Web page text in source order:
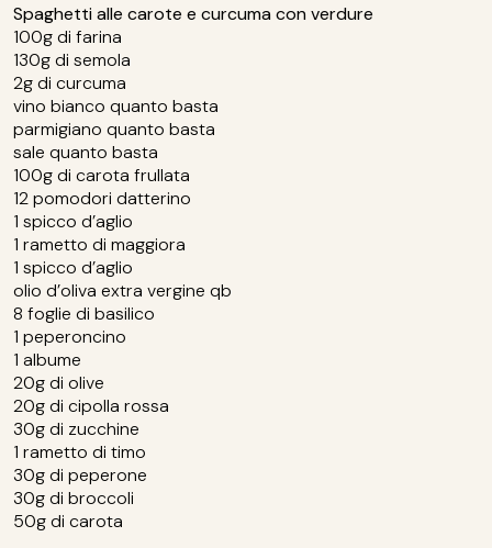
Spaghetti alle carote e curcuma con verdure
100g di farina
130g di semola
2g di curcuma
vino bianco quanto basta
parmigiano quanto basta
sale quanto basta
100g di carota frullata
12 pomodori datterino
1 spicco d’aglio
1 rametto di maggiora
1 spicco d’aglio
olio d’oliva extra vergine qb
8 foglie di basilico
1 peperoncino
1 albume
20g di olive
20g di cipolla rossa
30g di zucchine
1 rametto di timo
30g di peperone
30g di broccoli
50g di carota